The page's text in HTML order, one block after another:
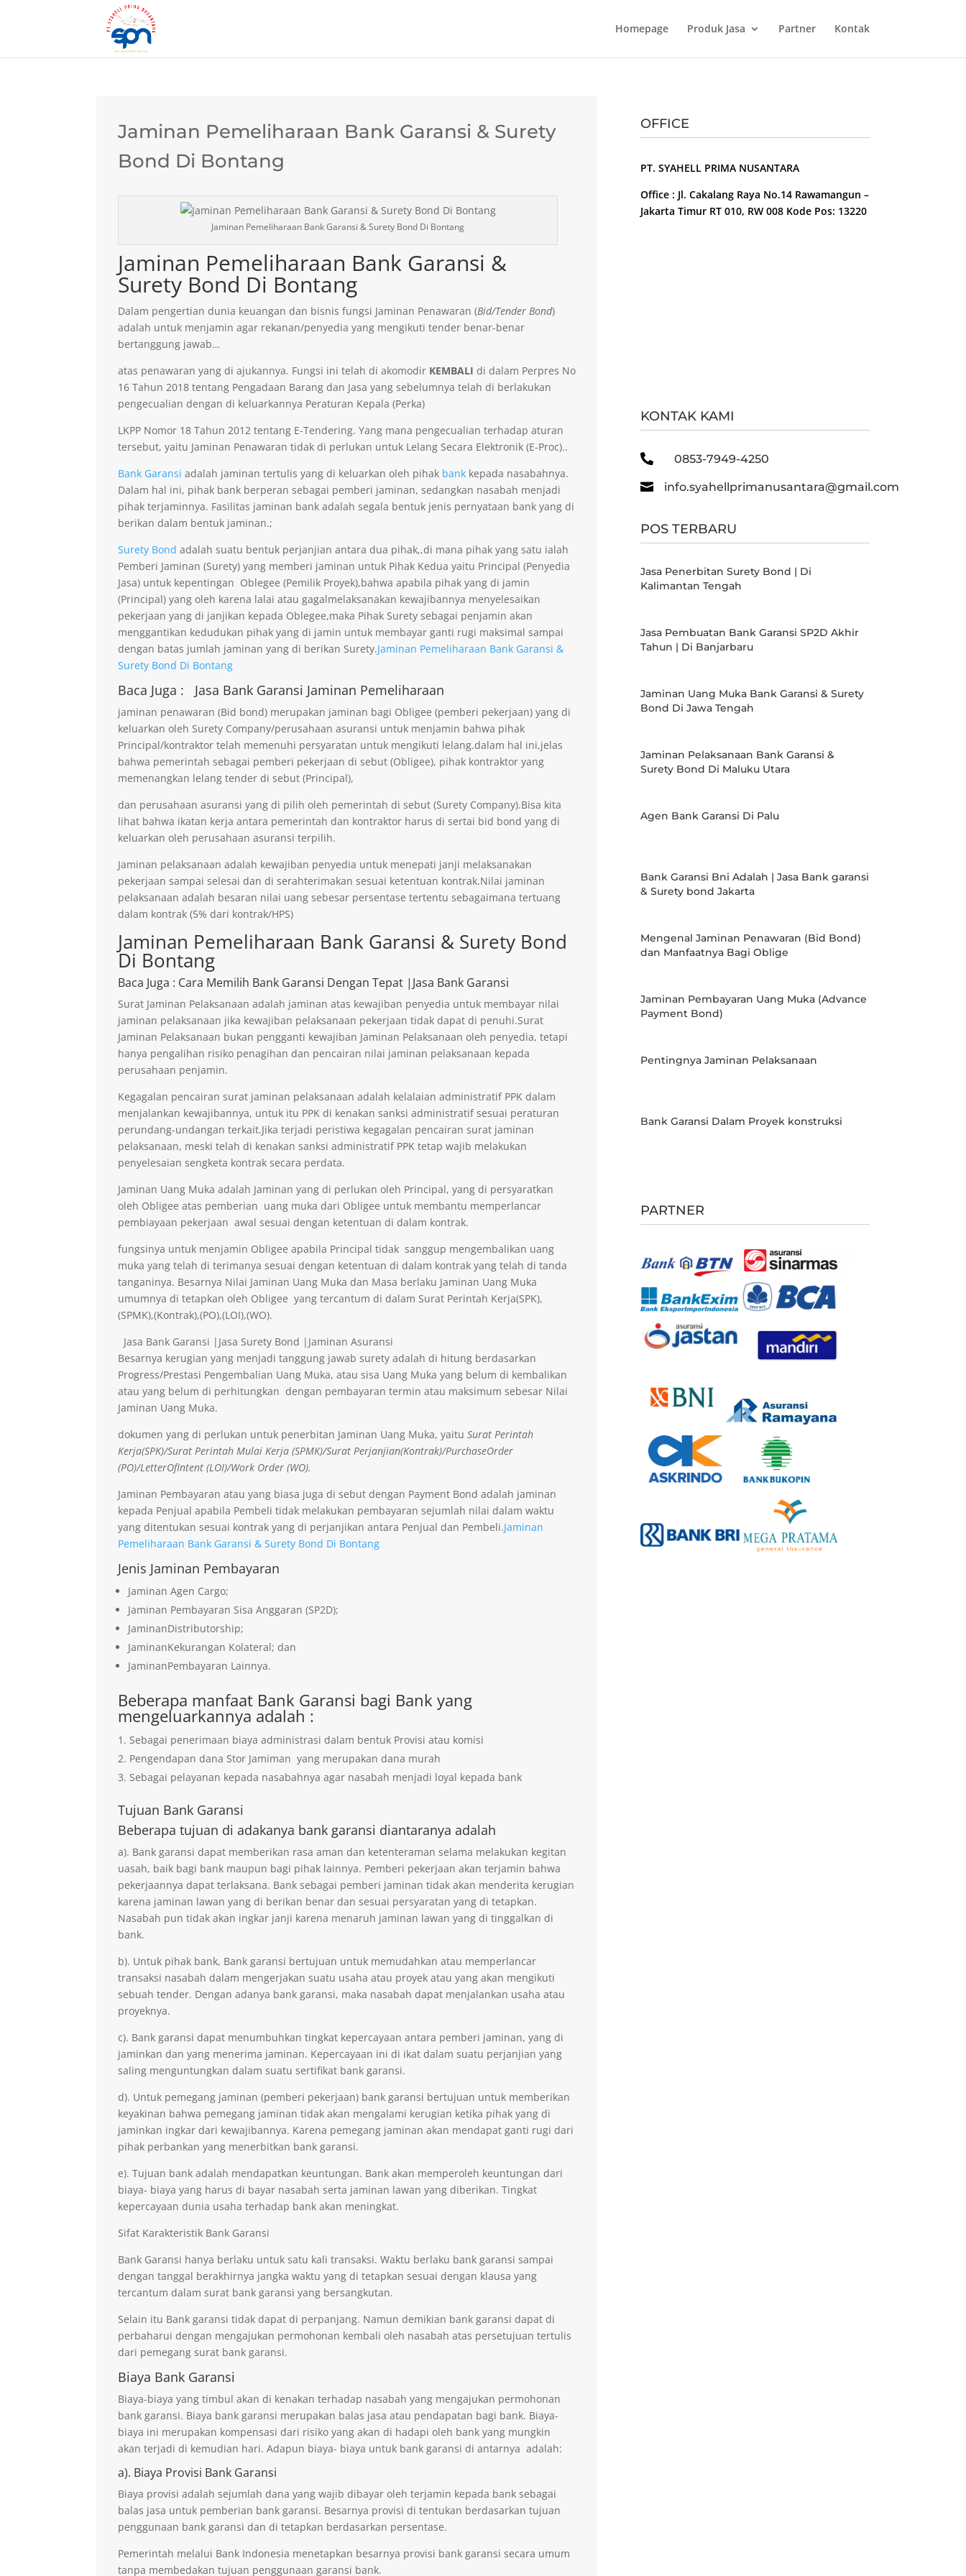
Homepage Produk Jasa Partner Kontak
Jaminan Pemeliharaan Bank Garansi & Surety
Bond Di Bontang
Jaminan Pemeliharaan Bank Garansi & Surety Bond Di Bontang
Jaminan Pemeliharaan Bank Garansi &
Surety Bond Di Bontang
Dalam pengertian dunia keuangan dan bisnis fungsi Jaminan Penawaran (Bid/Tender Bond)
adalah untuk menjamin agar rekanan/penyedia yang mengikuti tender benar-benar
bertanggung jawab…
atas penawaran yang di ajukannya. Fungsi ini telah di akomodir KEMBALI di dalam Perpres No
16 Tahun 2018 tentang Pengadaan Barang dan Jasa yang sebelumnya telah di berlakukan
pengecualian dengan di keluarkannya Peraturan Kepala (Perka)
LKPP Nomor 18 Tahun 2012 tentang E-Tendering. Yang mana pengecualian terhadap aturan
tersebut, yaitu Jaminan Penawaran tidak di perlukan untuk Lelang Secara Elektronik (E-Proc)..
Bank Garansi adalah jaminan tertulis yang di keluarkan oleh pihak bank kepada nasabahnya.
Dalam hal ini, pihak bank berperan sebagai pemberi jaminan, sedangkan nasabah menjadi
pihak terjaminnya. Fasilitas jaminan bank adalah segala bentuk jenis pernyataan bank yang di
berikan dalam bentuk jaminan.;
Surety Bond adalah suatu bentuk perjanjian antara dua pihak,,di mana pihak yang satu ialah
Pemberi Jaminan (Surety) yang memberi jaminan untuk Pihak Kedua yaitu Principal (Penyedia
Jasa) untuk kepentingan Oblegee (Pemilik Proyek),bahwa apabila pihak yang di jamin
(Principal) yang oleh karena lalai atau gagalmelaksanakan kewajibannya menyelesaikan
pekerjaan yang di janjikan kepada Oblegee,maka Pihak Surety sebagai penjamin akan
menggantikan kedudukan pihak yang di jamin untuk membayar ganti rugi maksimal sampai
dengan batas jumlah jaminan yang di berikan Surety.Jaminan Pemeliharaan Bank Garansi &
Surety Bond Di Bontang
Baca Juga : Jasa Bank Garansi Jaminan Pemeliharaan
jaminan penawaran (Bid bond) merupakan jaminan bagi Obligee (pemberi pekerjaan) yang di
keluarkan oleh Surety Company/perusahaan asuransi untuk menjamin bahwa pihak
Principal/kontraktor telah memenuhi persyaratan untuk mengikuti lelang.dalam hal ini,jelas
bahwa pemerintah sebagai pemberi pekerjaan di sebut (Obligee), pihak kontraktor yang
memenangkan lelang tender di sebut (Principal),
dan perusahaan asuransi yang di pilih oleh pemerintah di sebut (Surety Company).Bisa kita
lihat bahwa ikatan kerja antara pemerintah dan kontraktor harus di sertai bid bond yang di
keluarkan oleh perusahaan asuransi terpilih.
Jaminan pelaksanaan adalah kewajiban penyedia untuk menepati janji melaksanakan
pekerjaan sampai selesai dan di serahterimakan sesuai ketentuan kontrak.Nilai jaminan
pelaksanaan adalah besaran nilai uang sebesar persentase tertentu sebagaimana tertuang
dalam kontrak (5% dari kontrak/HPS)
Jaminan Pemeliharaan Bank Garansi & Surety Bond
Di Bontang
Baca Juga : Cara Memilih Bank Garansi Dengan Tepat |Jasa Bank Garansi
Surat Jaminan Pelaksanaan adalah jaminan atas kewajiban penyedia untuk membayar nilai
jaminan pelaksanaan jika kewajiban pelaksanaan pekerjaan tidak dapat di penuhi.Surat
Jaminan Pelaksanaan bukan pengganti kewajiban Jaminan Pelaksanaan oleh penyedia, tetapi
hanya pengalihan risiko penagihan dan pencairan nilai jaminan pelaksanaan kepada
perusahaan penjamin.
Kegagalan pencairan surat jaminan pelaksanaan adalah kelalaian administratif PPK dalam
menjalankan kewajibannya, untuk itu PPK di kenakan sanksi administratif sesuai peraturan
perundang-undangan terkait.Jika terjadi peristiwa kegagalan pencairan surat jaminan
pelaksanaan, meski telah di kenakan sanksi administratif PPK tetap wajib melakukan
penyelesaian sengketa kontrak secara perdata.
Jaminan Uang Muka adalah Jaminan yang di perlukan oleh Principal, yang di persyaratkan
oleh Obligee atas pemberian uang muka dari Obligee untuk membantu memperlancar
pembiayaan pekerjaan awal sesuai dengan ketentuan di dalam kontrak.
fungsinya untuk menjamin Obligee apabila Principal tidak sanggup mengembalikan uang
muka yang telah di terimanya sesuai dengan ketentuan di dalam kontrak yang telah di tanda
tanganinya. Besarnya Nilai Jaminan Uang Muka dan Masa berlaku Jaminan Uang Muka
umumnya di tetapkan oleh Obligee yang tercantum di dalam Surat Perintah Kerja(SPK),
(SPMK),(Kontrak),(PO),(LOI),(WO).
Jasa Bank Garansi |Jasa Surety Bond |Jaminan Asuransi
Besarnya kerugian yang menjadi tanggung jawab surety adalah di hitung berdasarkan
Progress/Prestasi Pengembalian Uang Muka, atau sisa Uang Muka yang belum di kembalikan
atau yang belum di perhitungkan dengan pembayaran termin atau maksimum sebesar Nilai
Jaminan Uang Muka.
dokumen yang di perlukan untuk penerbitan Jaminan Uang Muka, yaituSurat Perintah
Kerja(SPK)/Surat Perintah Mulai Kerja (SPMK)/Surat Perjanjian(Kontrak)/PurchaseOrder
(PO)/LetterOfIntent (LOI)/Work Order (WO).
Jaminan Pembayaran atau yang biasa juga di sebut dengan Payment Bond adalah jaminan
kepada Penjual apabila Pembeli tidak melakukan pembayaran sejumlah nilai dalam waktu
yang ditentukan sesuai kontrak yang di perjanjikan antara Penjual dan Pembeli.Jaminan
Pemeliharaan Bank Garansi & Surety Bond Di Bontang
Jenis Jaminan Pembayaran
Jaminan Agen Cargo;
Jaminan Pembayaran Sisa Anggaran (SP2D);
JaminanDistributorship;
JaminanKekurangan Kolateral; dan
JaminanPembayaran Lainnya.
Beberapa manfaat Bank Garansi bagi Bank yang
mengeluarkannya adalah :
Sebagai penerimaan biaya administrasi dalam bentuk Provisi atau komisi
Pengendapan dana Stor Jamiman yang merupakan dana murah
Sebagai pelayanan kepada nasabahnya agar nasabah menjadi loyal kepada bank
Tujuan Bank Garansi
Beberapa tujuan di adakanya bank garansi diantaranya adalah
a). Bank garansi dapat memberikan rasa aman dan ketenteraman selama melakukan kegitan
uasah, baik bagi bank maupun bagi pihak lainnya. Pemberi pekerjaan akan terjamin bahwa
pekerjaannya dapat terlaksana. Bank sebagai pemberi jaminan tidak akan menderita kerugian
karena jaminan lawan yang di berikan benar dan sesuai persyaratan yang di tetapkan.
Nasabah pun tidak akan ingkar janji karena menaruh jaminan lawan yang di tinggalkan di
bank.
b). Untuk pihak bank, Bank garansi bertujuan untuk memudahkan atau memperlancar
transaksi nasabah dalam mengerjakan suatu usaha atau proyek atau yang akan mengikuti
sebuah tender. Dengan adanya bank garansi, maka nasabah dapat menjalankan usaha atau
proyeknya.
c). Bank garansi dapat menumbuhkan tingkat kepercayaan antara pemberi jaminan, yang di
jaminkan dan yang menerima jaminan. Kepercayaan ini di ikat dalam suatu perjanjian yang
saling menguntungkan dalam suatu sertifikat bank garansi.
d). Untuk pemegang jaminan (pemberi pekerjaan) bank garansi bertujuan untuk memberikan
keyakinan bahwa pemegang jaminan tidak akan mengalami kerugian ketika pihak yang di
jaminkan ingkar dari kewajibannya. Karena pemegang jaminan akan mendapat ganti rugi dari
pihak perbankan yang menerbitkan bank garansi.
e). Tujuan bank adalah mendapatkan keuntungan. Bank akan memperoleh keuntungan dari
biaya- biaya yang harus di bayar nasabah serta jaminan lawan yang diberikan. Tingkat
kepercayaan dunia usaha terhadap bank akan meningkat.
Sifat Karakteristik Bank Garansi
Bank Garansi hanya berlaku untuk satu kali transaksi. Waktu berlaku bank garansi sampai
dengan tanggal berakhirnya jangka waktu yang di tetapkan sesuai dengan klausa yang
tercantum dalam surat bank garansi yang bersangkutan.
Selain itu Bank garansi tidak dapat di perpanjang. Namun demikian bank garansi dapat di
perbaharui dengan mengajukan permohonan kembali oleh nasabah atas persetujuan tertulis
dari pemegang surat bank garansi.
Biaya Bank Garansi
Biaya-biaya yang timbul akan di kenakan terhadap nasabah yang mengajukan permohonan
bank garansi. Biaya bank garansi merupakan balas jasa atau pendapatan bagi bank. Biaya-
biaya ini merupakan kompensasi dari risiko yang akan di hadapi oleh bank yang mungkin
akan terjadi di kemudian hari. Adapun biaya- biaya untuk bank garansi di antarnya adalah:
a). Biaya Provisi Bank Garansi
Biaya provisi adalah sejumlah dana yang wajib dibayar oleh terjamin kepada bank sebagai
balas jasa untuk pemberian bank garansi. Besarnya provisi di tentukan berdasarkan tujuan
penggunaan bank garansi dan di tetapkan berdasarkan persentase.
Pemerintah melalui Bank Indonesia menetapkan besarnya provisi bank garansi secara umum
tanpa membedakan tujuan penggunaan garansi bank.
OFFICE
PT. SYAHELL PRIMA NUSANTARA
Office : Jl. Cakalang Raya No.14 Rawamangun –
Jakarta Timur RT 010, RW 008 Kode Pos: 13220
KONTAK KAMI
 0853-7949-4250
 info.syahellprimanusantara@gmail.com
POS TERBARU
Jasa Penerbitan Surety Bond | Di
Kalimantan Tengah
Jasa Pembuatan Bank Garansi SP2D Akhir
Tahun | Di Banjarbaru
Jaminan Uang Muka Bank Garansi & Surety
Bond Di Jawa Tengah
Jaminan Pelaksanaan Bank Garansi &
Surety Bond Di Maluku Utara
Agen Bank Garansi Di Palu
Bank Garansi Bni Adalah | Jasa Bank garansi
& Surety bond Jakarta
Mengenal Jaminan Penawaran (Bid Bond)
dan Manfaatnya Bagi Oblige
Jaminan Pembayaran Uang Muka (Advance
Payment Bond)
Pentingnya Jaminan Pelaksanaan
Bank Garansi Dalam Proyek konstruksi
PARTNER